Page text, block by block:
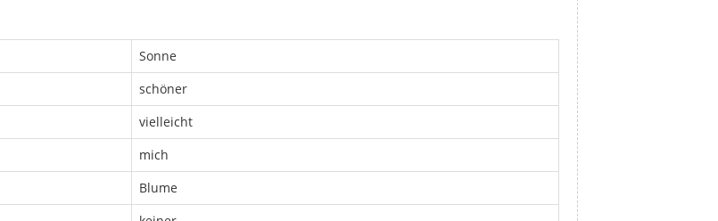
Sonne
schöner
vielleicht
mich
Blume